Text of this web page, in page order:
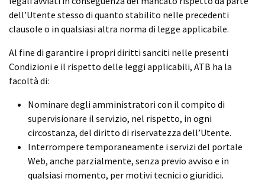
dell’Utente stesso di quanto stabilito nelle precedenti
clausole o in qualsiasi altra norma di legge applicabile.
Al fine di garantire i propri diritti sanciti nelle presenti
Condizioni e il rispetto delle leggi applicabili, ATB ha la
facoltà di:
Nominare degli amministratori con il compito di
supervisionare il servizio, nel rispetto, in ogni
circostanza, del diritto di riservatezza dell’Utente.
Interrompere temporaneamente i servizi del portale
Web, anche parzialmente, senza previo avviso e in
qualsiasi momento, per motivi tecnici o giuridici.